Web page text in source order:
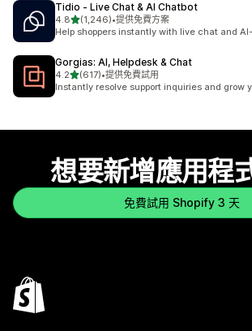
Tidio ‑ Live Chat & AI Chatbot
4.8滿分 5 顆星
(1,246)
共有 1246 則評價
•提供免費方案
Help shoppers instantly with live chat and
Gorgias: AI, Helpdesk & Chat
4.2滿分 5 顆星
(617)
共有 617 則評價
•提供免費試用
Instantly resolve support inquiries and grow
想要新增應用程
免費試用 Shopify 3 天